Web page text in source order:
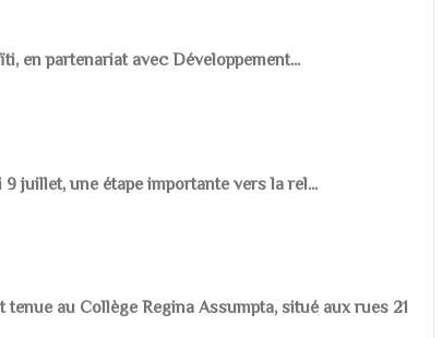
en partenariat avec Développement...
juillet, une étape importante vers la rel...
au Collège Regina Assumpta, situé aux rues 21